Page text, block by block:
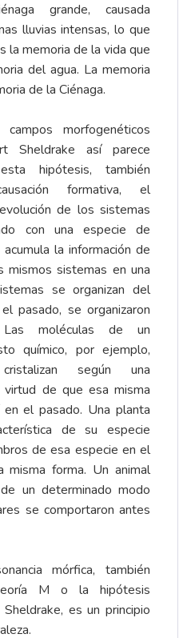
grande, causada
lluvias intensas, lo que
la memoria de la vida que
del agua. La memoria
de la Ciénaga.
morfogenéticos
Sheldrake así parece
hipótesis, también
formativa, el
de los sistemas
con una especie de
la información de
mismos sistemas en una
se organizan del
pasado, se organizaron
Las moléculas de un
químico, por ejemplo,
según una
de que esa misma
el pasado. Una planta
de su especie
de esa especie en el
misma forma. Un animal
un determinado modo
se comportaron antes
mórfica, también
M o la hipótesis
es un principio